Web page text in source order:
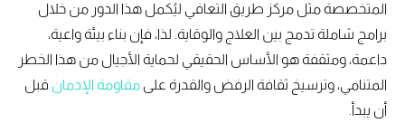
المتخصصة مثل مركز طريق التعافي ليُكمل هذا الدور من خلال
برامج شاملة تدمج بين العلاج والوقاية. لذا، فإن بناء بيئة واعية،
داعمة، ومثقفة هو الأساس الحقيقي لحماية الأجيال من هذا الخطر
المتنامي، وترسيخ ثقافة الرفض والقدرة على
مقاومة الإدمانقبل
أن يبدأ.